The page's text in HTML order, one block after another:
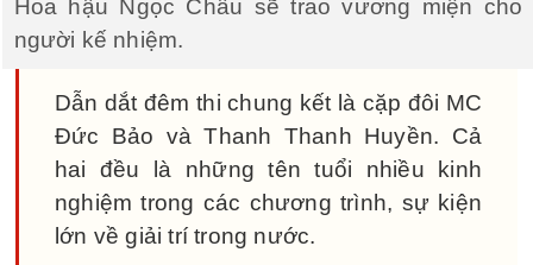
Hoa hậu Ngọc Châu sẽ trao vương miện cho
người kế nhiệm.
Dẫn dắt đêm thi chung kết là cặp đôi MC
Đức Bảo và Thanh Thanh Huyền. Cả
hai đều là những tên tuổi nhiều kinh
nghiệm trong các chương trình, sự kiện
lớn về giải trí trong nước.